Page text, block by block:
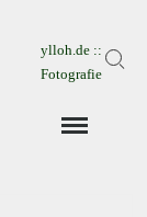
ylloh.de ::
Fotografie